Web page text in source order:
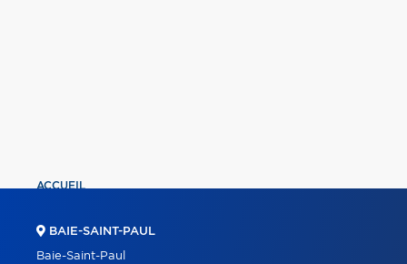
ACCUEIL
BAIE-SAINT-PAUL
Baie-Saint-Paul